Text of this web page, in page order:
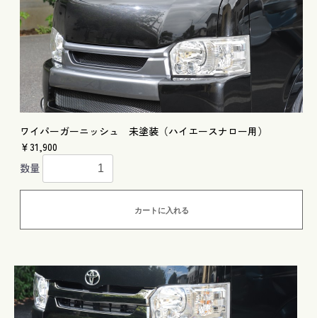
ワイパーガーニッシュ 未塗装（ハイエースナロー用）
￥31,900
数量
カートに入れる